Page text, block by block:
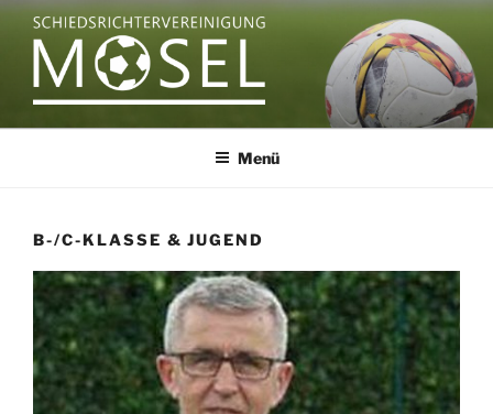
Zum
Inhalt
springen
Menü
B-/C-KLASSE & JUGEND